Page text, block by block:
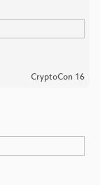
CryptoCon 16